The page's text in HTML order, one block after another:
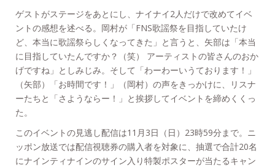
ゲストがステージをあとにし、ナイナイ2人だけで改めてイベ
ントの感想を述べる。岡村が「FNS歌謡祭を目指していたけ
ど、本当に歌謡祭らしくなってきた」と言うと、矢部は「本当
に目指していたんですか？（笑） アーティストの皆さんのおか
げですね」としみじみ。そして「わーわーいうております！」
（矢部）「お時間です！」（岡村）の声をきっかけに、リスナ
ーたちと「さようならー！」と挨拶してイベントを締めくくっ
た。
このイベントの見逃し配信は11月3日（日）23時59分まで。ニ
ッポン放送では配信視聴券の購入者を対象に、抽選で合計20名
にナインティナインのサイン入り特製ポスターが当たるキャン